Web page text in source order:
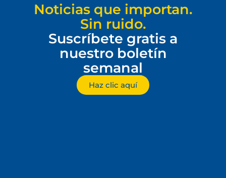
Noticias que importan.
Sin ruido.
Suscríbete gratis a
nuestro boletín
semanal
Haz clic aquí